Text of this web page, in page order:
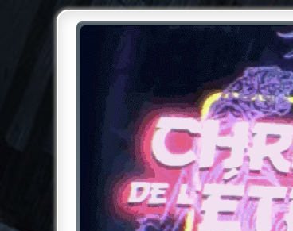
Chroniques de l'Étrange NO
Pour les amateurs des Chroniques de l'Étrange